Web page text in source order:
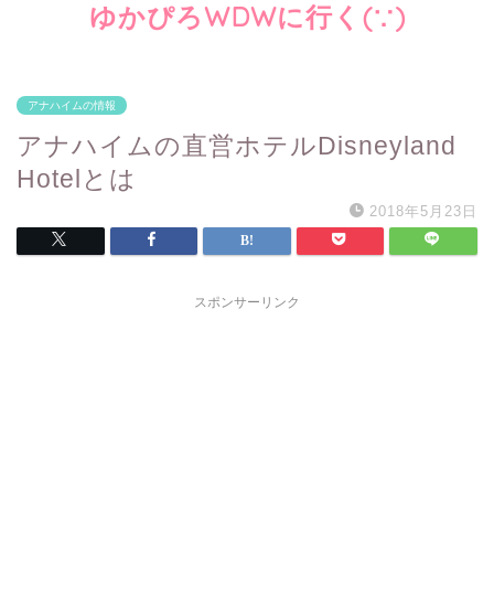
ゆかぴろWDWに行く(∵)
アナハイムの情報
アナハイムの直営ホテルDisneyland
Hotelとは
2018年5月23日
スポンサーリンク